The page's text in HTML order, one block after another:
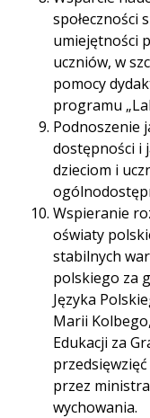
społeczności
umiejętności
uczniów, w
pomocy
programu
Podnoszenie
dostępności i
dzieciom i
Wspieranie
oświaty
stabilnych
polskiego za
Języka
Marii
Edukacji za
przez
wychowania.